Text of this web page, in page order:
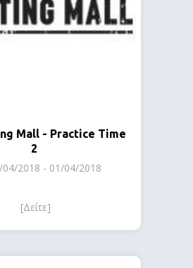
Mall - Practice Time
2
04/2018 - 01/04/2018
[Δείτε]